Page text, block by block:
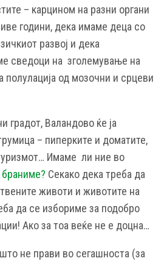
– карцином на разни органи
години, дека имаме деца со
развој и дека
сведоци на зголемување на
полулација од мозочни и срцеви
градот, Валандово ќе ја
– пиперките и доматите,
Имаме ли ние во
Секако дека треба да
животи и животите на
да се избориме за подобро
Ако за тоа веќе не е доцна…
не прави во сегашноста (за